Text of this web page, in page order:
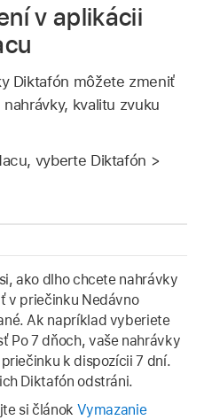
v aplikácii
Diktafón môžete zmeniť
kvalitu zvuku
vyberte Diktafón >
ako dlho chcete nahrávky
v priečinku Nedávno
Ak napríklad vyberiete
Po 7 dňoch, vaše nahrávky
k dispozícii 7 dní.
Diktafón odstráni.
si článok Vymazanie